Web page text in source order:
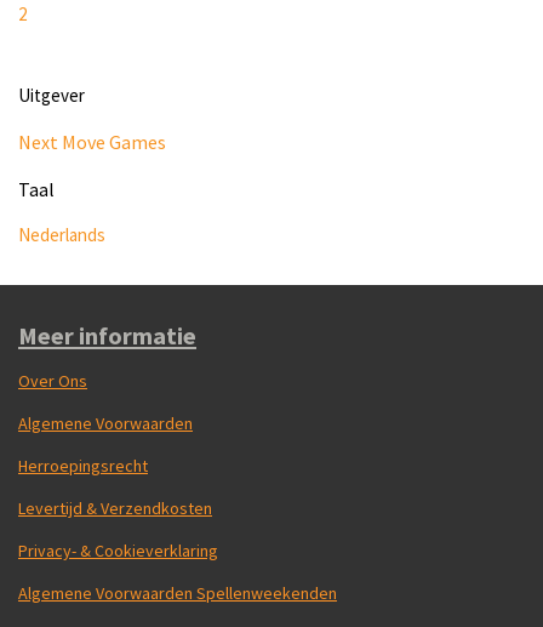
2
Uitgever
Next Move Games
Taal
Nederlands
Meer informatie
Over Ons
Algemene Voorwaarden
Herroepingsrecht
Levertijd & Verzendkosten
Privacy- & Cookieverklaring
Algemene Voorwaarden Spellenweekenden